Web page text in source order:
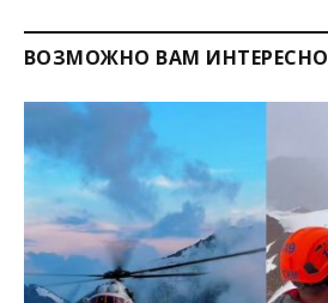
ВОЗМОЖНО ВАМ ИНТЕРЕСНО